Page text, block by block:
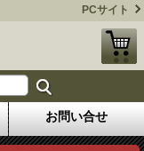
PCサイト
お問い合せ